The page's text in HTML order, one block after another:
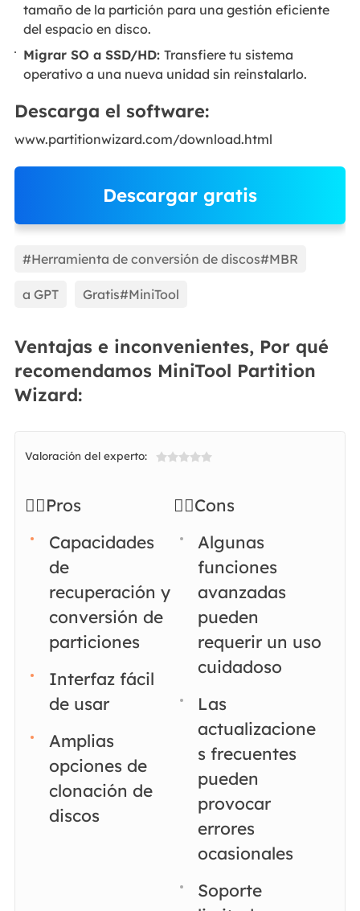
tamaño de la partición para una gestión eficiente
del espacio en disco.
Migrar SO a SSD/HD:Transfiere tu sistema
operativo a una nueva unidad sin reinstalarlo.
Descarga el software:
www.partitionwizard.com/download.html
Descargar gratis
EaseUS Partition Master
#Herramienta de conversión de discos#MBR
a GPT Gratis#MiniTool
Ventajas e inconvenientes, Por qué
recomendamos MiniTool Partition
Wizard:
Valoración del experto: 
👍🏻Pros
Capacidades
de
recuperación y
conversión de
particiones
Interfaz fácil
de usar
Amplias
opciones de
clonación de
discos
👎🏻Cons
Algunas
funciones
avanzadas
pueden
requerir un uso
cuidadoso
Las
actualizacione
s frecuentes
pueden
provocar
errores
ocasionales
Soporte